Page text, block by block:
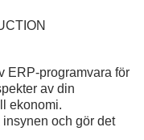
ERP-programvara för
av din
ekonomi.
och gör det